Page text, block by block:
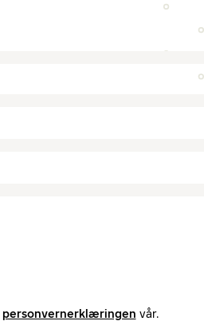
personvernerklæringen vår.